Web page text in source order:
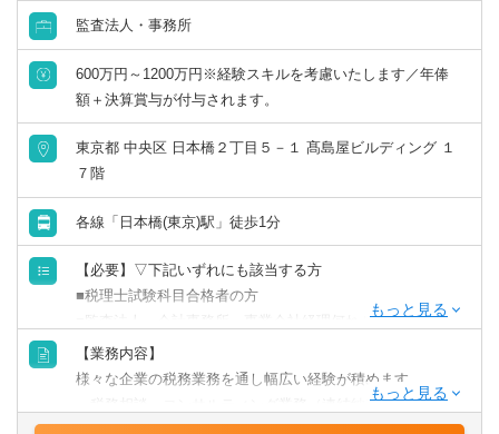
監査法人・事務所
600万円～1200万円※経験スキルを考慮いたします／年俸
額＋決算賞与が付与されます。
東京都 中央区 日本橋２丁目５－１ 髙島屋ビルディング １
７階
各線「日本橋(東京)駅」徒歩1分
【必要】▽下記いずれにも該当する方
■税理士試験科目合格者の方
■監査法人、会計事務所、事業会社経理何れかの経験を有す
る方となります。
【歓迎】
■官報合格者
【業務内容】
様々な企業の税務業務を通し幅広い経験が積めます。
・税務相談、コンサルティング業務（連結納税や組織再編